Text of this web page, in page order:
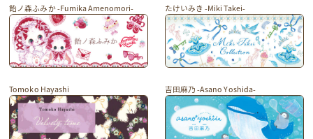
飴ノ森ふみか -Fumika Amenomori- たけいみき -Miki Takei-
Tomoko Hayashi 吉田麻乃 -Asano Yoshida-